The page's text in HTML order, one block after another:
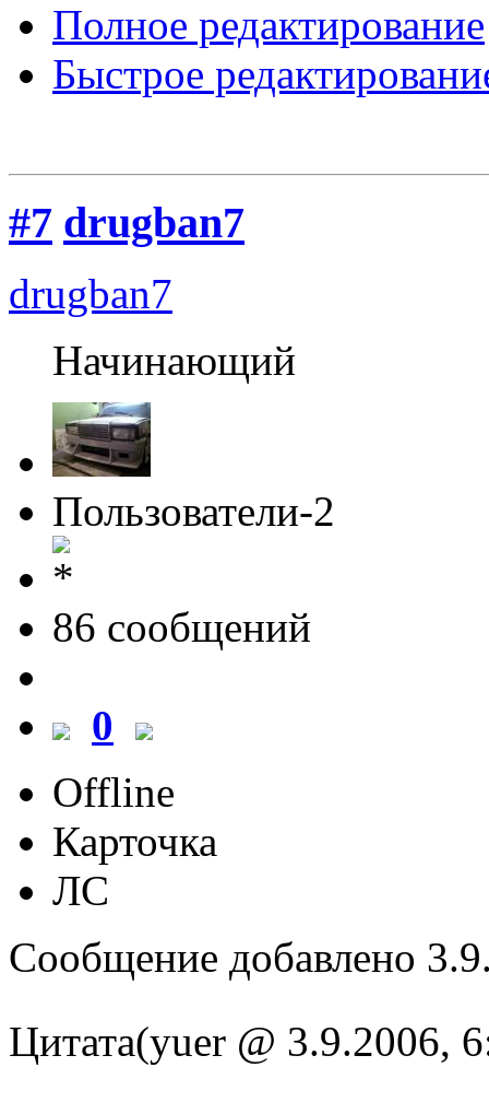
Полное редактирование
Быстрое
#7 drugban7
drugban7
Начинающий
Пользователи-2
86 cообщений
0
Offline
Карточка
ЛС
Сообщение добавлено
Цитата(yuer @ 3.9.2006,